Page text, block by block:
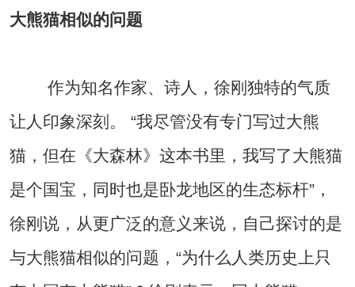
大熊猫相似的问题
作为知名作家、诗人，徐刚独特的气质
让人印象深刻。 “我尽管没有专门写过大熊
猫，但在《大森林》这本书里，我写了大熊猫
是个国宝，同时也是卧龙地区的生态标杆”，
徐刚说，从更广泛的意义来说，自己探讨的是
与大熊猫相似的问题，“为什么人类历史上只